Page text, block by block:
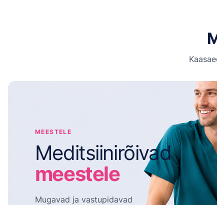
MEESTELE
Meditsiinirõivad
meestele
Mugavad ja vastupidavad